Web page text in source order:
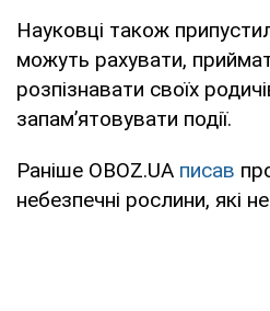
Науковці також
можуть рахувати,
розпізнавати своїх
запам’ятовувати події.
Раніше OBOZ.UA писав
небезпечні рослини, які